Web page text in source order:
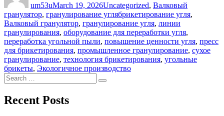
um53uMarch 19, 2026Uncategorized, Валковый
гранулятор, гранулирование угляTags
брикетирование угля,
Валковый гранулятор, гранулирование угля, линии
гранулирования, оборудование для переработки угля,
переработка угольной пыли, повышение ценности угля, пресс
для брикетирования, промышленное гранулирование, сухое
гранулирование, технология брикетирования, угольные
брикеты, Экологичное производство
Search
for:
Search
Recent Posts